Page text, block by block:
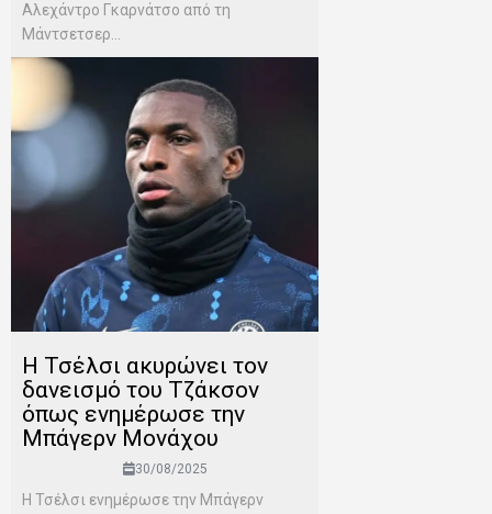
Αλεχάντρο Γκαρνάτσο από τη
Μάντσετσερ...
Η Τσέλσι ακυρώνει τον
δανεισμό του Τζάκσον
όπως ενημέρωσε την
Μπάγερν Μονάχου
30/08/2025
Η Τσέλσι ενημέρωσε την Μπάγερν